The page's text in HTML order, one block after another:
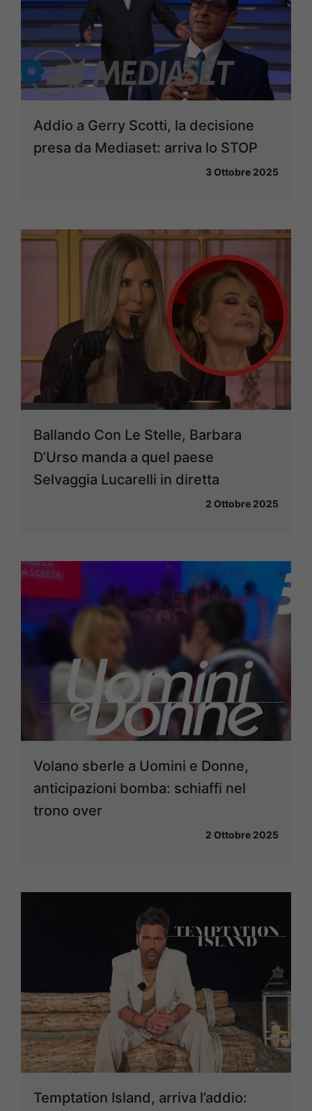
Addio a Gerry Scotti, la decisione
presa da Mediaset: arriva lo STOP
3 Ottobre 2025
Ballando Con Le Stelle, Barbara
D’Urso manda a quel paese
Selvaggia Lucarelli in diretta
2 Ottobre 2025
Volano sberle a Uomini e Donne,
anticipazioni bomba: schiaffi nel
trono over
2 Ottobre 2025
Temptation Island, arriva l’addio: